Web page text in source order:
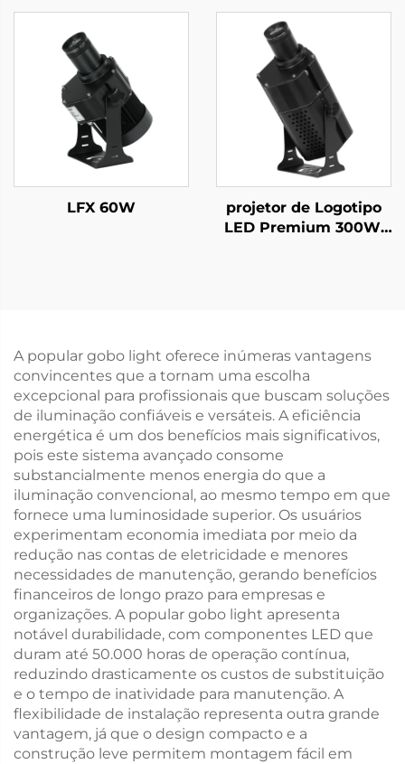
Rotativa IP67 à Prova
d'Água com Controle
Remoto para
Publicidade e
Branding
d'Água IP67 para
Fachadas de Lojas
LFX 60W
projetor de Logotipo
LED Premium 300W,
A popular gobo light oferece inúmeras vantagens
convincentes que a tornam uma escolha
excepcional para profissionais que buscam soluções
de iluminação confiáveis e versáteis. A eficiência
energética é um dos benefícios mais significativos,
pois este sistema avançado consome
substancialmente menos energia do que a
iluminação convencional, ao mesmo tempo em que
fornece uma luminosidade superior. Os usuários
experimentam economia imediata por meio da
redução nas contas de eletricidade e menores
necessidades de manutenção, gerando benefícios
financeiros de longo prazo para empresas e
organizações. A popular gobo light apresenta
notável durabilidade, com componentes LED que
duram até 50.000 horas de operação contínua,
reduzindo drasticamente os custos de substituição
e o tempo de inatividade para manutenção. A
flexibilidade de instalação representa outra grande
vantagem, já que o design compacto e a
construção leve permitem montagem fácil em